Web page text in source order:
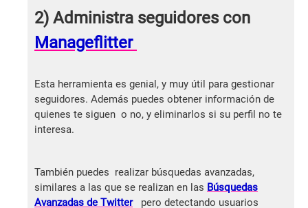
2) Administra seguidores con
Manageflitter
Esta herramienta es genial, y muy útil para gestionar
seguidores. Además puedes obtener información de
quienes te siguen o no, y eliminarlos si su perfil no te
interesa.
También puedes realizar búsquedas avanzadas,
similares a las que se realizan en las Búsquedas
Avanzadas de Twitterpero detectando usuarios